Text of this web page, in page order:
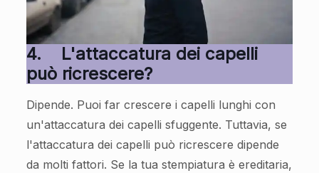
4. L'attaccatura dei capelli
può ricrescere?
Dipende. Puoi far crescere i capelli lunghi con
un'attaccatura dei capelli sfuggente. Tuttavia, se
l'attaccatura dei capelli può ricrescere dipende
da molti fattori. Se la tua stempiatura è ereditaria,